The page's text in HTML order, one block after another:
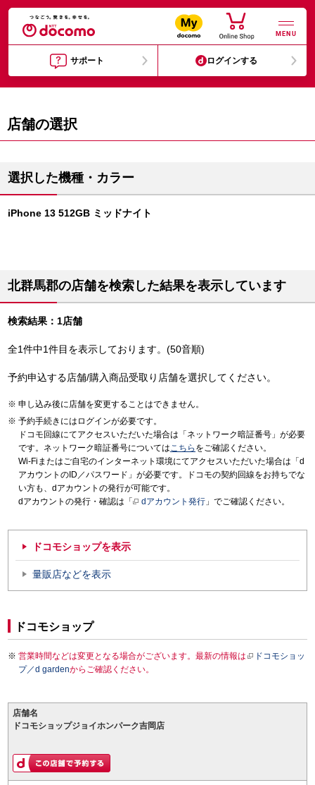
MENU
サポート ログインする
店舗の選択
選択した機種・カラー
iPhone 13 512GB ミッドナイト
北群馬郡の店舗を検索した結果を表示しています
検索結果：1店舗
全1件中1件目を表示しております。(50音順)
予約申込する店舗/購入商品受取り店舗を選択してください。
申し込み後に店舗を変更することはできません。
予約手続きにはログインが必要です。
ドコモ回線にてアクセスいただいた場合は「ネットワーク暗証番号」が必要
です。ネットワーク暗証番号についてはこちら をご確認ください。
Wi-Fiまたはご自宅のインターネット環境にてアクセスいただいた場合は「d
アカウントのID／パスワード」が必要です。ドコモの契約回線をお持ちでな
い方も、dアカウントの発行が可能です。
dアカウントの発行・確認は「
dアカウント発行 」でご確認ください。
ドコモショップを表示
量販店などを表示
ドコモショップ
営業時間などは変更となる場合がございます。最新の情報は
ドコモショッ
プ／d gardenからご確認ください。
店舗名
ドコモショップジョイホンパーク吉岡店